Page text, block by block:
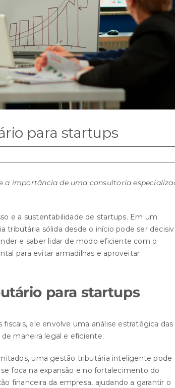
para startups
importância de uma consultoria
e a sustentabilidade de startups. Em um
sólida desde o início pode ser
e saber lidar de modo eficiente com o
para evitar armadilhas e aproveitar
para startups
ele envolve uma análise estratégica das
maneira legal e eficiente.
uma gestão tributária inteligente pode
foca na expansão e no fortalecimento do
financeira da empresa, ajudando a garantir o